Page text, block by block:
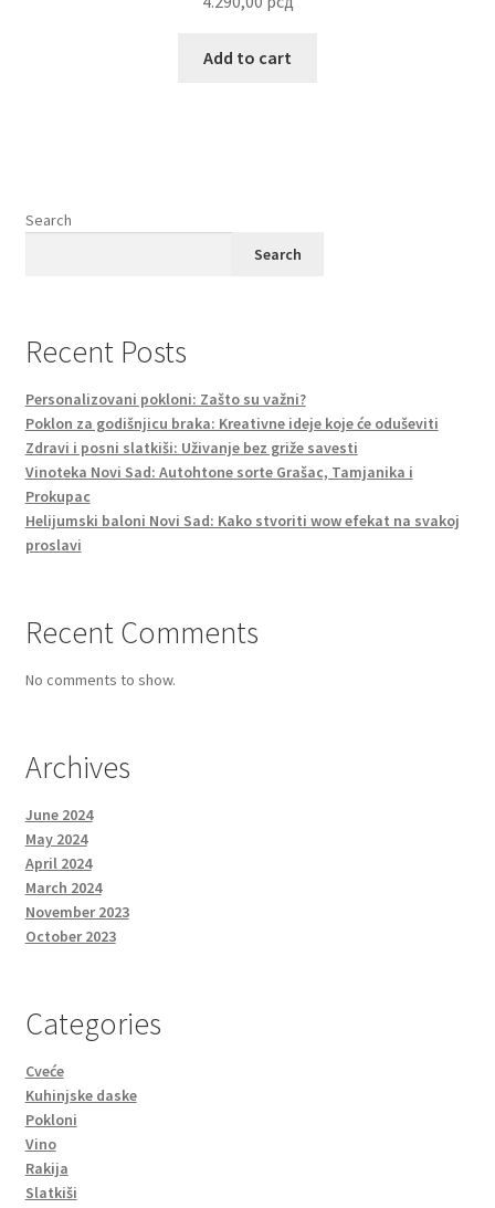
Add to cart
Search
Search
Recent Posts
Personalizovani pokloni: Zašto su važni?
Poklon za godišnjicu braka: Kreativne ideje koje će oduševiti
Zdravi i posni slatkiši: Uživanje bez griže savesti
Vinoteka Novi Sad: Autohtone sorte Grašac, Tamjanika i
Prokupac
Helijumski baloni Novi Sad: Kako stvoriti wow efekat na svakoj
proslavi
Recent Comments
No comments to show.
Archives
June 2024
May 2024
April 2024
March 2024
November 2023
October 2023
Categories
Cveće
Kuhinjske daske
Pokloni
Vino
Rakija
Slatkiši